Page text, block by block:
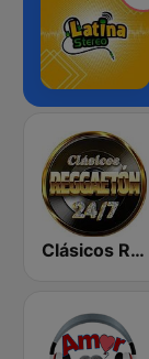
Clásicos Reggaeton 24/7